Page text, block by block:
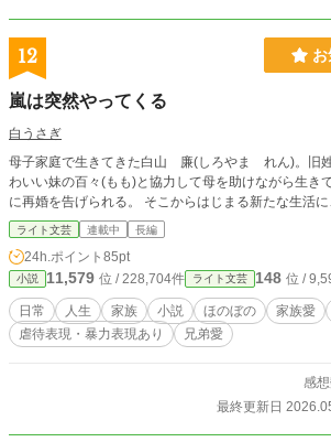
魅力・特徴 温度と匂いの対比: 夫
白）と、彼が持ち帰る浮気の残滓
12
嵐は突然やってくる
白うさぎ
母子家庭で生きてきた白山 廉(しろやま れん)。旧姓:
わいい妹の百々(もも)と協力して母を助けながら生き
に再婚を告げられる。 そこからはじまる新たな生
ライト文芸 連載中 長編
24h.ポイント 85pt
小説 11,579 位 / 228,704件 ライト文芸 148 位 /
日常 人生 家族 小説 ほのぼの 家族愛
虐待表現・暴力表現あり
兄弟愛
感
最終更新日